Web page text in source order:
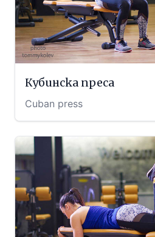
Кубинска преса
Cuban press